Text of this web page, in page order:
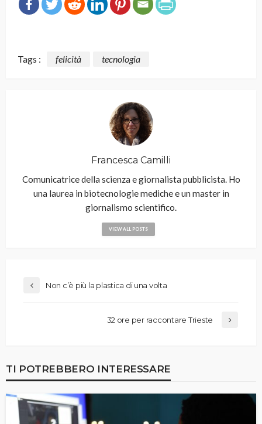
Tags : felicità tecnologia
Francesca Camilli
Comunicatrice della scienza e giornalista pubblicista. Ho
una laurea in biotecnologie mediche e un master in
giornalismo scientifico.
VIEW ALL POSTS
Non c’è più la plastica di una volta
32 ore per raccontare Trieste
TI POTREBBERO INTERESSARE